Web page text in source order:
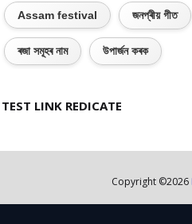
Assam festival জনপ্ৰীয় গীত
ৰজা সমূহৰ নাম উপাৰ্জন কৰক
TEST LINK REDICATE
Copyright ©2026